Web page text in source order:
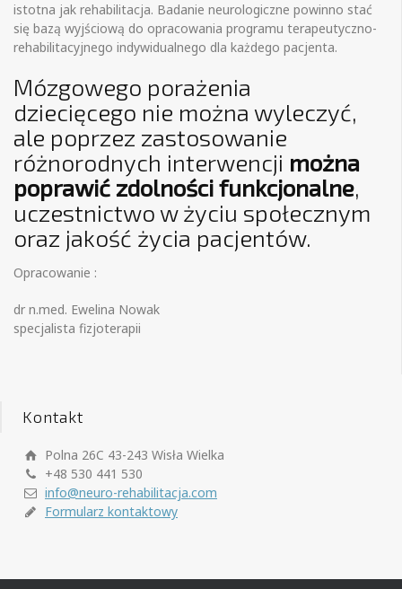
istotna jak rehabilitacja. Badanie neurologiczne powinno stać
się bazą wyjściową do opracowania programu terapeutyczno-
rehabilitacyjnego indywidualnego dla każdego pacjenta.
Mózgowego porażenia
dziecięcego nie można wyleczyć,
ale poprzez zastosowanie
różnorodnych interwencji można
poprawić zdolności funkcjonalne,
uczestnictwo w życiu społecznym
oraz jakość życia pacjentów.
Opracowanie :
dr n.med. Ewelina Nowak
specjalista fizjoterapii
Kontakt
Polna 26C 43-243 Wisła Wielka
+48 530 441 530
info@neuro-rehabilitacja.com
Formularz kontaktowy